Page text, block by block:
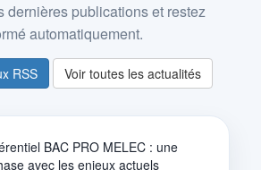
dernières publications et restez
automatiquement.
RSS Voir toutes les actualités